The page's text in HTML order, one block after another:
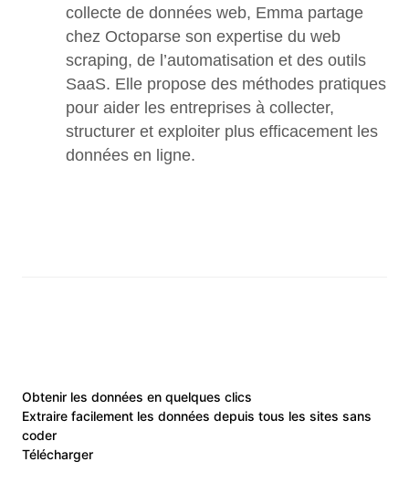
collecte de données web, Emma partage
chez Octoparse son expertise du web
scraping, de l’automatisation et des outils
SaaS. Elle propose des méthodes pratiques
pour aider les entreprises à collecter,
structurer et exploiter plus efficacement les
données en ligne.
Obtenir les données en quelques clics
Extraire facilement les données depuis tous les sites sans
coder
Télécharger